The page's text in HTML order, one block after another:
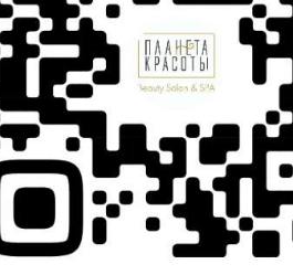
и расслабление
сна, да и то не всегда.
негативно